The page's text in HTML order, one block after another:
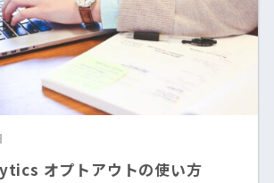
オプトアウトの使い方